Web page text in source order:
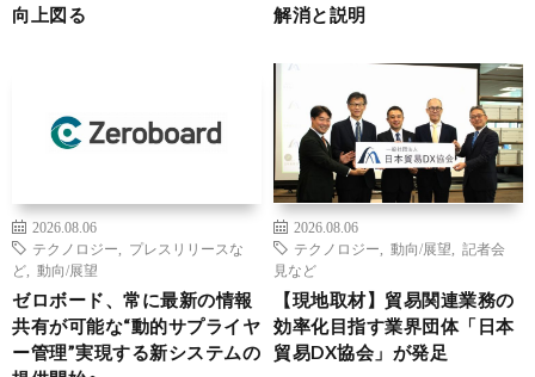
向上図る
解消と説明
2026.08.06
テクノロジー
プレスリリースな
ど
動向/展望
ゼロボード、常に最新の情報
共有が可能な“動的サプライヤ
ー管理”実現する新システムの
2026.08.06
テクノロジー
動向/展望
記者会
見など
【現地取材】貿易関連業務の
効率化目指す業界団体「日本
貿易DX協会」が発足